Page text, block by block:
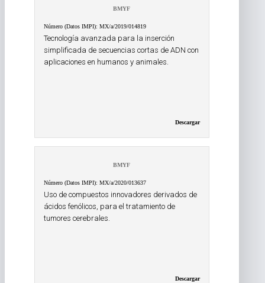
BMYF
Número (Datos IMPI): MX/a/2019/014819
Tecnología avanzada para la inserción
simplificada de secuencias cortas de ADN con
aplicaciones en humanos y animales.
Descargar
BMYF
Número (Datos IMPI): MX/a/2020/013637
Uso de compuestos innovadores derivados de
ácidos fenólicos, para el tratamiento de
tumores cerebrales.
Descargar